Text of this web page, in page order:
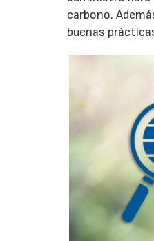
carbono.
buenas